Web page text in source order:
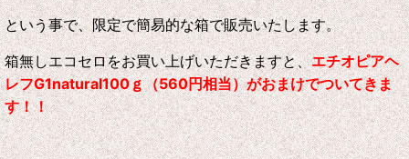
という事で、限定で簡易的な箱で販売いたします。
箱無しエコセロをお買い上げいただきますと、エチオピアヘ
レフG1natural100ｇ（560円相当）がおまけでついてきま
す！！